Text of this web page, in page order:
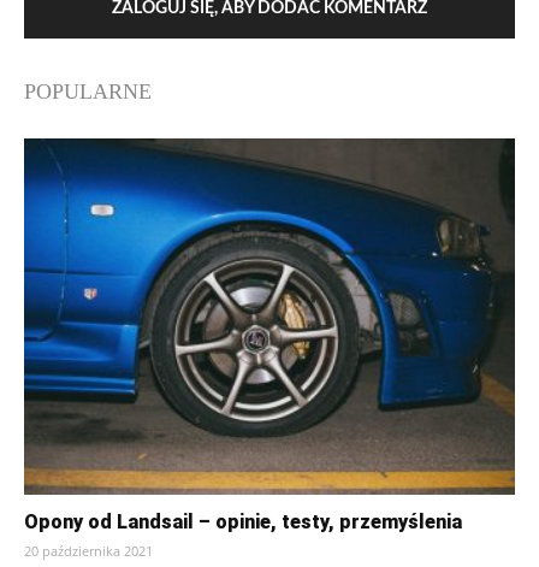
ZALOGUJ SIĘ, ABY DODAĆ KOMENTARZ
POPULARNE
Opony od Landsail – opinie, testy, przemyślenia
20 października 2021